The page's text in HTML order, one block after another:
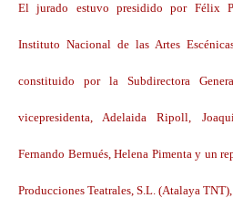
El jurado estuvo presidido por Félix
Instituto Nacional de las Artes
constituido por la Subdirectora
vicepresidenta, Adelaida Ripoll,
Fernando Bernués, Helena Pimenta y un
Producciones Teatrales, S.L. (Atalaya